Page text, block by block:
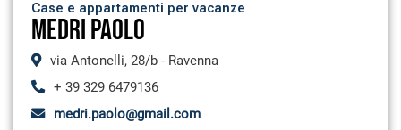
Case e appartamenti per vacanze
MEDRI PAOLO
via Antonelli, 28/b - Ravenna
+ 39 329 6479136
medri.paolo@gmail.com